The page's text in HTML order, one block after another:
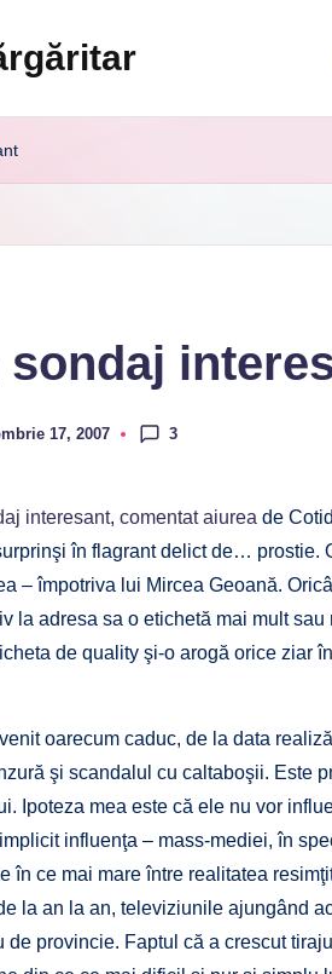
sondaj
17, 2007 3
interesant, comentat aiurea de
în flagrant delict de… prostie.
– împotriva lui Mircea Geoană.
la adresa sa o etichetă mai mult
de quality şi-o arogă orice ziar
oarecum caduc, de la data
şi scandalul cu caltaboşii. Este
Ipoteza mea este că ele nu vor
influenţa – mass-mediei, în
în ce mai mare între realitatea
la an la an, televiziunile ajungând
provincie. Faptul că a crescut